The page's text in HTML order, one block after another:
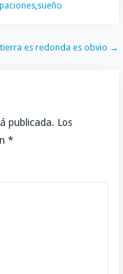
,sueño
es redonda es obvio →
publicada. Los
*